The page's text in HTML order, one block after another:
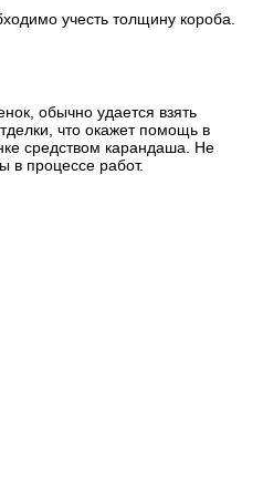
учесть толщину короба.
обычно удается взять
что окажет помощь в
средством карандаша. Не
в процессе работ.